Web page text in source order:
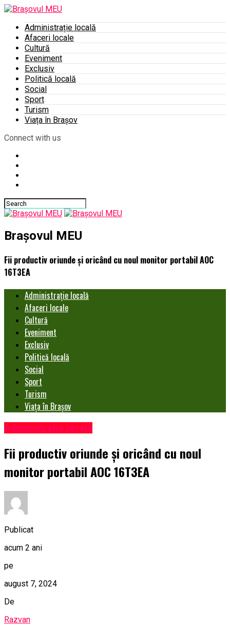
Administrație locală
Afaceri locale
Cultură
Eveniment
Exclusiv
Politică locală
Social
Sport
Turism
Viața în Brașov
Connect with us
Brașovul MEU
Fii productiv oriunde și oricând cu noul monitor portabil AOC
16T3EA
Administrație locală
Afaceri locale
Cultură
Eveniment
Exclusiv
Politică locală
Social
Sport
Turism
Viața în Brașov
Administrație locală
Fii productiv oriunde și oricând cu noul
monitor portabil AOC 16T3EA
Publicat
acum 2 ani
pe
august 7, 2024
De
Razvan